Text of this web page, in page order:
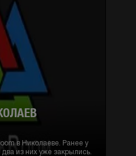
в Николаеве. Ранее у
из них уже закрылись.